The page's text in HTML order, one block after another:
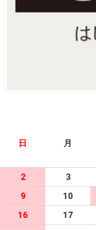
日 月
2
3
9
10
16
17